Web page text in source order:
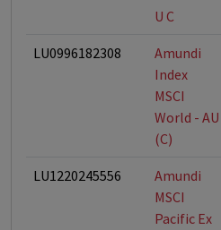
U C
LU0996182308
Amundi
Index
MSCI
World - AU
(C)
LU1220245556
Amundi
MSCI
Pacific Ex